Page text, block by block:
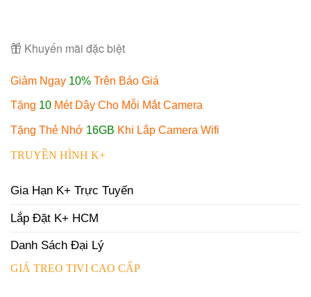
Khuyến mãi đặc biệt
Giảm Ngay 10% Trên Báo Giá
Tặng 10 Mét Dây Cho Mỗi Mắt Camera
Tặng Thẻ Nhớ 16GB Khi Lắp Camera Wifi
TRUYỀN HÌNH K+
Gia Hạn K+ Trực Tuyến
Lắp Đặt K+ HCM
Danh Sách Đại Lý
GIÁ TREO TIVI CAO CẤP